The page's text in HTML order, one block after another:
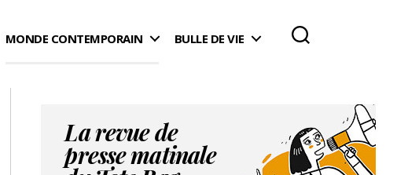
MONDE CONTEMPORAIN BULLE DE VIE
La revue de
presse matinale